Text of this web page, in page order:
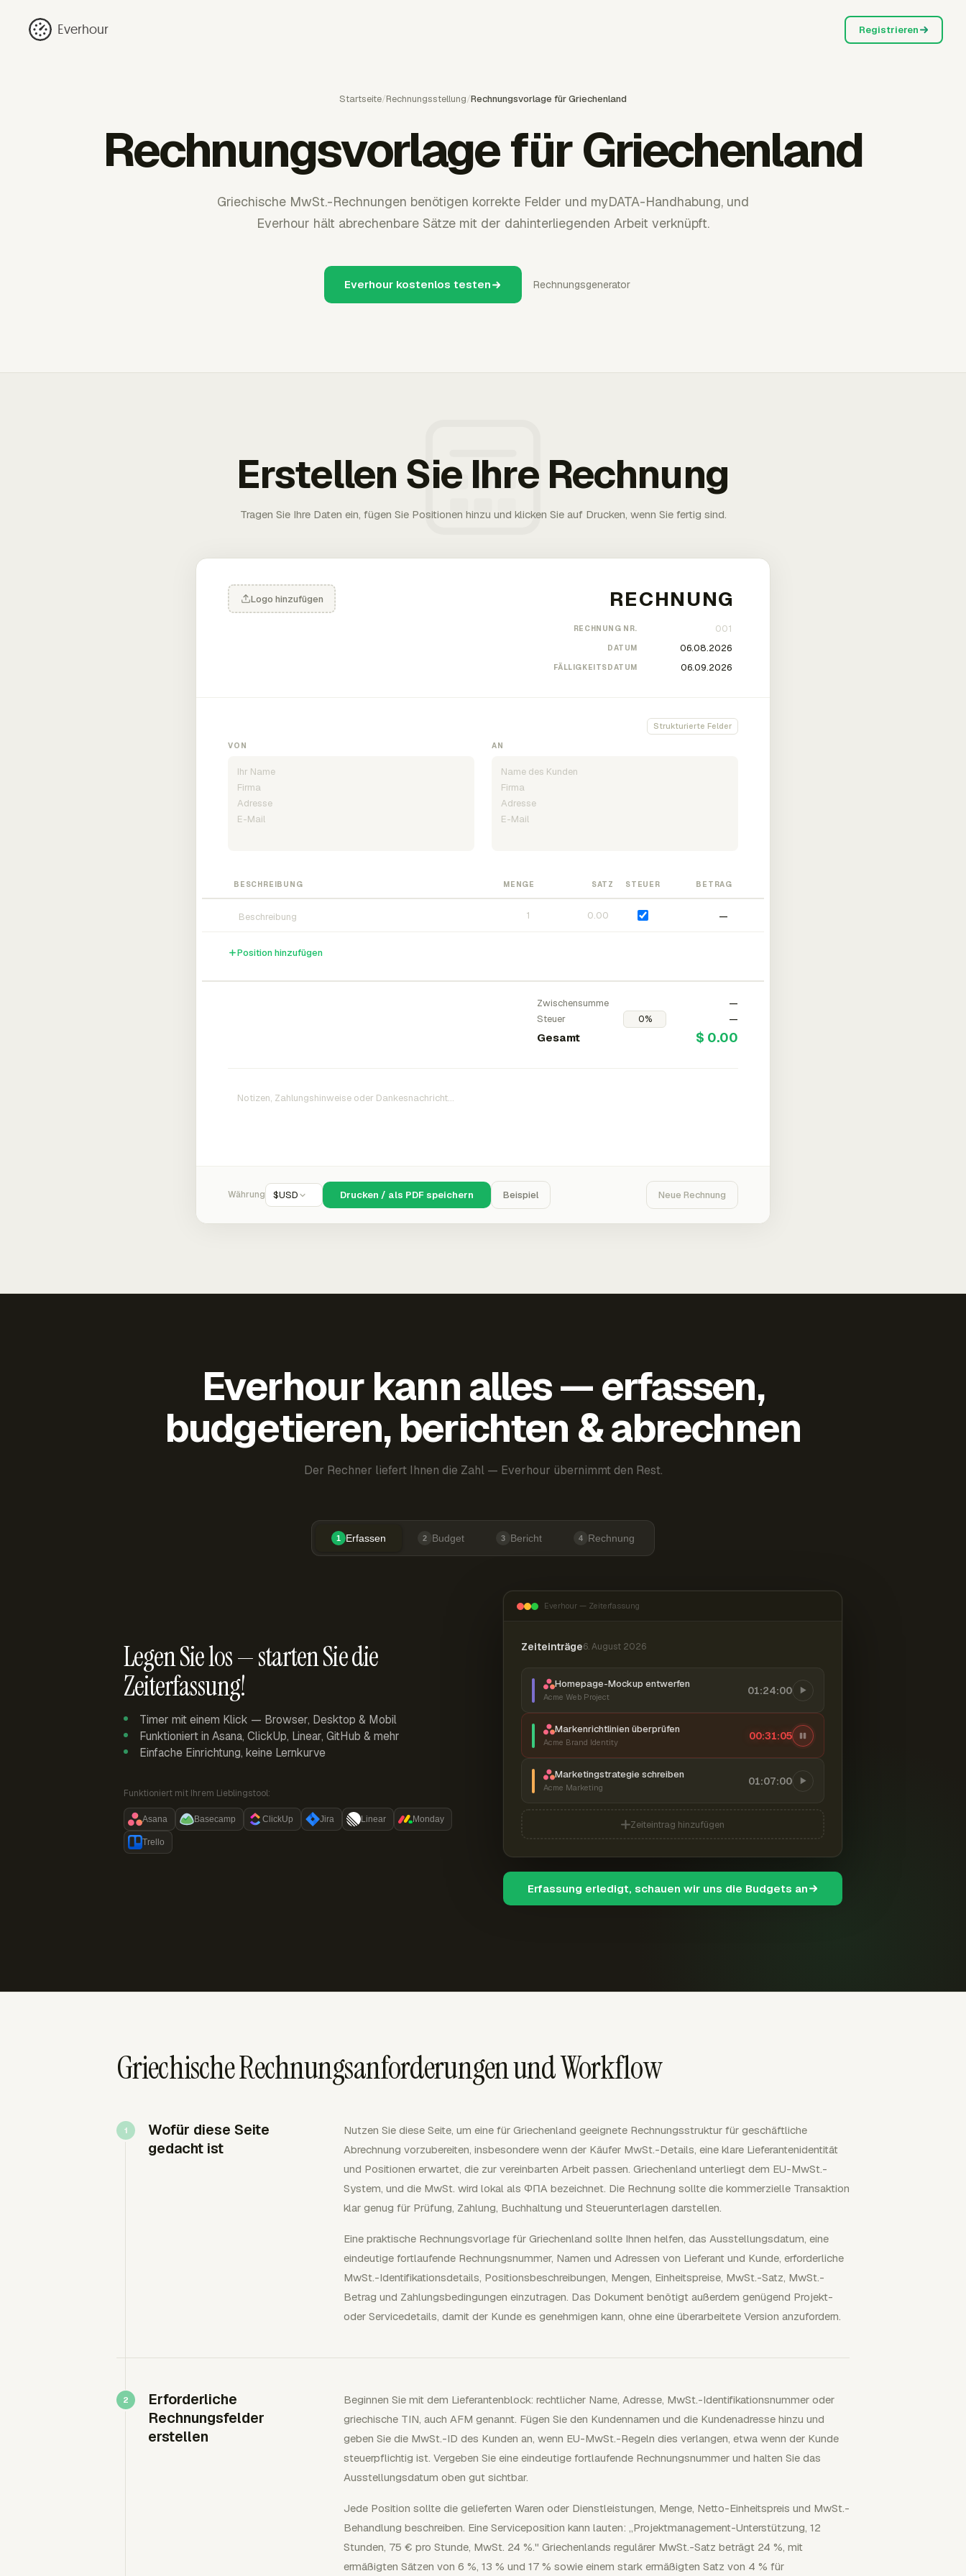
Everhour Registrieren
Startseite/Rechnungsstellung/Rechnungsvorlage für Griechenland
Rechnungsvorlage für Griechenland
Griechische MwSt.-Rechnungen benötigen korrekte Felder und myDATA-Handhabung, und
Everhour hält abrechenbare Sätze mit der dahinterliegenden Arbeit verknüpft.
Everhour kostenlos testen Rechnungsgenerator
Erstellen Sie Ihre Rechnung
Tragen Sie Ihre Daten ein, fügen Sie Positionen hinzu und klicken Sie auf Drucken, wenn Sie fertig sind.
Logo hinzufügen
RECHNUNG NR.
DATUM
FÄLLIGKEITSDATUM
Strukturierte Felder
VON AN
BESCHREIBUNG MENGE SATZ STEUER BETRAG
—
Position hinzufügen
Zwischensumme
—
Steuer
—
Gesamt $ 0.00
Währung $USD Drucken / als PDF speichern Beispiel Neue Rechnung
Everhour kann alles — erfassen,
budgetieren, berichten & abrechnen
Der Rechner liefert Ihnen die Zahl — Everhour übernimmt den Rest.
1 Erfassen 2 Budget 3 Bericht 4 Rechnung
Legen Sie los — starten Sie die
Zeiterfassung!
Timer mit einem Klick — Browser, Desktop & Mobil
Funktioniert in Asana, ClickUp, Linear, GitHub & mehr
Einfache Einrichtung, keine Lernkurve
Funktioniert mit Ihrem Lieblingstool:
Asana Basecamp ClickUp Jira Linear Monday
Trello
Everhour — Zeiterfassung
Zeiteinträge6. August 2026
Homepage-Mockup entwerfen
Acme Web Project
01:24:00
Markenrichtlinien überprüfen
Acme Brand Identity
00:31:06
Marketingstrategie schreiben
Acme Marketing
01:07:00
Zeiteintrag hinzufügen
Erfassung erledigt, schauen wir uns die Budgets an
Griechische Rechnungsanforderungen und Workflow
Wofür diese Seite
gedacht ist
Nutzen Sie diese Seite, um eine für Griechenland geeignete Rechnungsstruktur für geschäftliche
Abrechnung vorzubereiten, insbesondere wenn der Käufer MwSt.-Details, eine klare Lieferantenidentität
und Positionen erwartet, die zur vereinbarten Arbeit passen. Griechenland unterliegt dem EU-MwSt.-
System, und die MwSt. wird lokal als ΦΠΑ bezeichnet. Die Rechnung sollte die kommerzielle Transaktion
klar genug für Prüfung, Zahlung, Buchhaltung und Steuerunterlagen darstellen.
Eine praktische Rechnungsvorlage für Griechenland sollte Ihnen helfen, das Ausstellungsdatum, eine
eindeutige fortlaufende Rechnungsnummer, Namen und Adressen von Lieferant und Kunde, erforderliche
MwSt.-Identifikationsdetails, Positionsbeschreibungen, Mengen, Einheitspreise, MwSt.-Satz, MwSt.-
Betrag und Zahlungsbedingungen einzutragen. Das Dokument benötigt außerdem genügend Projekt-
oder Servicedetails, damit der Kunde es genehmigen kann, ohne eine überarbeitete Version anzufordern.
Erforderliche
Rechnungsfelder
erstellen
Beginnen Sie mit dem Lieferantenblock: rechtlicher Name, Adresse, MwSt.-Identifikationsnummer oder
griechische TIN, auch AFM genannt. Fügen Sie den Kundennamen und die Kundenadresse hinzu und
geben Sie die MwSt.-ID des Kunden an, wenn EU-MwSt.-Regeln dies verlangen, etwa wenn der Kunde
steuerpflichtig ist. Vergeben Sie eine eindeutige fortlaufende Rechnungsnummer und halten Sie das
Ausstellungsdatum oben gut sichtbar.
Jede Position sollte die gelieferten Waren oder Dienstleistungen, Menge, Netto-Einheitspreis und MwSt.-
Behandlung beschreiben. Eine Serviceposition kann lauten: „Projektmanagement-Unterstützung, 12
Stunden, 75 € pro Stunde, MwSt. 24 %." Griechenlands regulärer MwSt.-Satz beträgt 24 %, mit
ermäßigten Sätzen von 6 %, 13 % und 17 % sowie einem stark ermäßigten Satz von 4 % für